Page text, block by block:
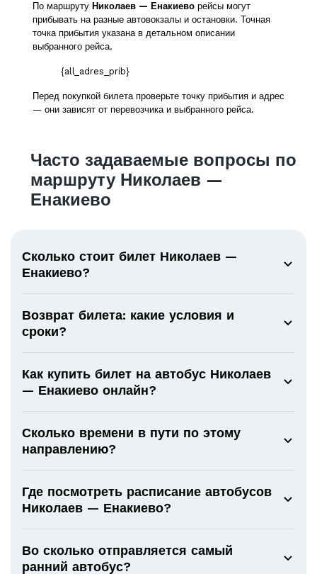
По маршруту Николаев — Енакиево рейсы могут
прибывать на разные автовокзалы и остановки. Точная
точка прибытия указана в детальном описании
выбранного рейса.
{all_adres_prib}
Перед покупкой билета проверьте точку прибытия и адрес
— они зависят от перевозчика и выбранного рейса.
Часто задаваемые вопросы по
маршруту Николаев —
Енакиево
Сколько стоит билет Николаев —
Енакиево?
Возврат билета: какие условия и
сроки?
Как купить билет на автобус Николаев
— Енакиево онлайн?
Сколько времени в пути по этому
направлению?
Где посмотреть расписание автобусов
Николаев — Енакиево?
Во сколько отправляется самый
ранний автобус?